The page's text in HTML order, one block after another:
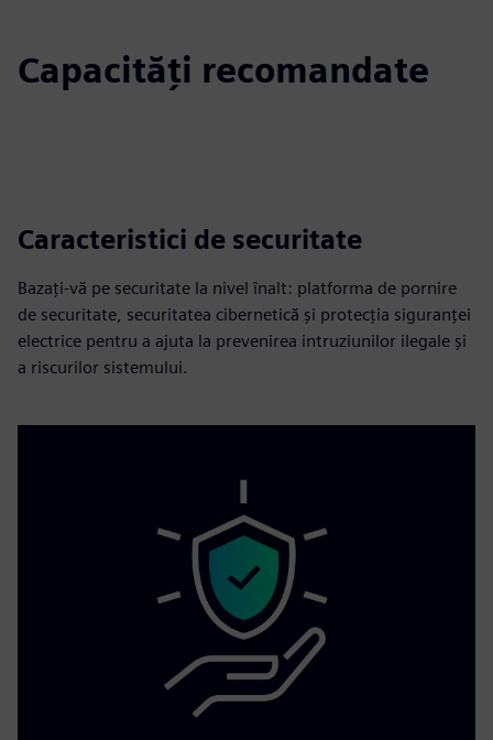
Capacități recomandate
Caracteristici de securitate
Bazați-vă pe securitate la nivel înalt: platforma de pornire
de securitate, securitatea cibernetică și protecția siguranței
electrice pentru a ajuta la prevenirea intruziunilor ilegale și
a riscurilor sistemului.